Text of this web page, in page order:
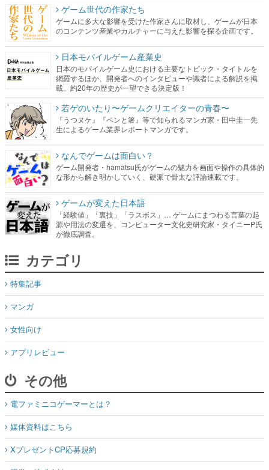
ゲーム世代の作家たち
ゲームに多大な影響を受けた作家さんに取材し、ゲームが日本
のコンテンツ産業やカルチャーに与えた影響を探る企画です。
日本モバイルゲーム産業史
日本のモバイルゲーム史における主要なトピック・タイトルを
網羅するほか、開発者へのインタビューや識者による解説を掲
載。約20年の歴史が一望できる決定版！
若ゲのいたり〜ゲームクリエイターの青春〜
『うつヌケ』『ペンと箸』等で知られるマンガ家・田中圭一先
生によるゲーム業界レポートマンガです。
なんでゲームは面白い？
ゲーム開発者・hamatsu氏がゲームの魅力を画面や操作の具体的
な形から解き明かしていく、硬派で骨太な評論連載です。
ゲームが変えた日本語
「経験値」「裏技」「ラスボス」… ゲームにまつわる言葉の起
源や用法の変遷を、コンピューター文化史研究家・タイニーP氏
が徹底調査。
カテゴリ
特集記事
マンガ
女性向け
アプリレビュー
その他
電ファミニコゲーマーとは？
媒体資料はこちら
XプレゼントCP応募規約